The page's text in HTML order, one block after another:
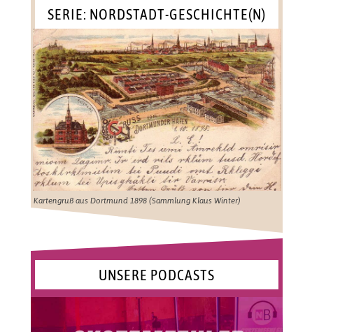
SERIE: NORDSTADT-GESCHICHTE(N)
Kartengruß aus Dortmund 1898 (Sammlung Klaus Winter)
UNSERE PODCASTS